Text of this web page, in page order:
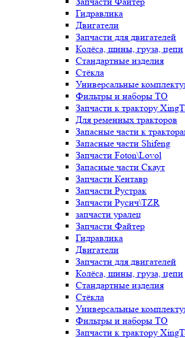
Гидравлика
Двигатели
Запчасти для двигателей
Колёса, шины, груза, цепи
Стандартные изделия
Стёкла
Универсальные
Фильтры и наборы ТО
Запчасти к трактору
Для ременных тракторов
Запасные части к
Запасные части Shifeng
Запчасти Foton\Lovol
Запасные части Скаут
Запчасти Кентавр
Запчасти Рустрак
Запчасти Русич\TZR
запчасти уралец
Запчасти Файтер
Гидравлика
Двигатели
Запчасти для двигателей
Колёса, шины, груза, цепи
Стандартные изделия
Стёкла
Универсальные
Фильтры и наборы ТО
Запчасти к трактору